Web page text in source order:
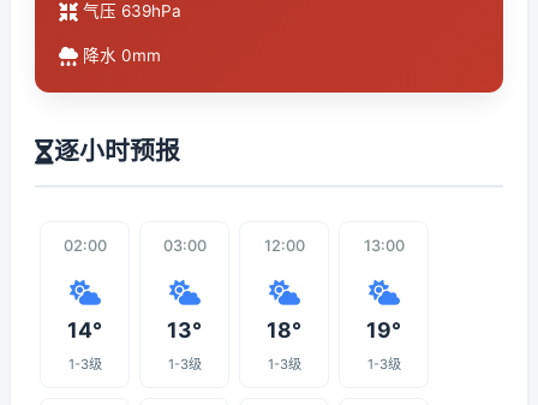
气压 639hPa
降水 0mm
逐小时预报
02:00
14°
1-3级
03:00
13°
1-3级
12:00
18°
1-3级
13:00
19°
1-3级